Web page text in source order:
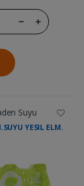
Suyu
YESIL ELM.